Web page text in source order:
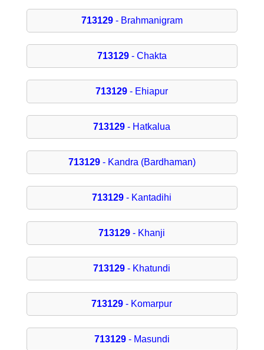
713129- Brahmanigram
713129- Chakta
713129 - Ehiapur
713129 - Hatkalua
713129- Kandra (Bardhaman)
713129 - Kantadihi
713129 - Khanji
713129 - Khatundi
713129 - Komarpur
713129- Masundi